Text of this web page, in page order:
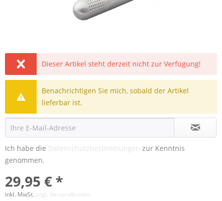
Dieser Artikel steht derzeit nicht zur Verfügung!
Benachrichtigen Sie mich, sobald der Artikel
lieferbar ist.
Ich habe die Datenschutzbestimmungen zur Kenntnis
genommen.
29,95 € *
inkl. MwSt. zzgl. Versandkosten